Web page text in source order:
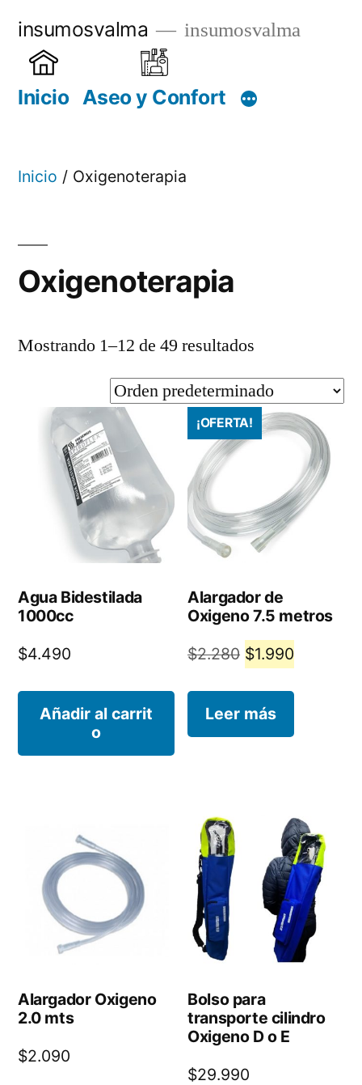
contenido
insumosvalma insumosvalma
Inicio Aseo y Confort
Inicio / Oxigenoterapia
Oxigenoterapia
Mostrando 1–12 de 49 resultados
Agua Bidestilada
1000cc
$4.490
Añadir al carrit
o
¡OFERTA!
Alargador de
Oxigeno 7.5 metros
$2.280 El
original
era:
$1.990
es:
Leer más
Alargador Oxigeno
2.0 mts
$2.090
Bolso para
transporte cilindro
Oxigeno D o E
$29.990